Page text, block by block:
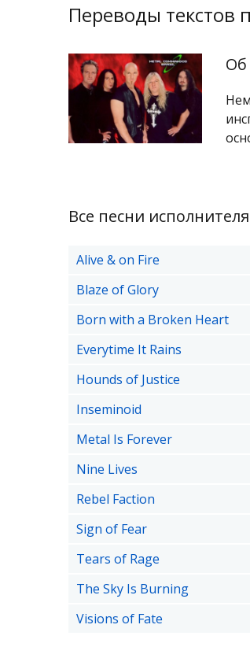
Переводы текстов
Об
Все песни исполнителя
Alive & on Fire
Blaze of Glory
Born with a Broken Heart
Everytime It Rains
Hounds of Justice
Inseminoid
Metal Is Forever
Nine Lives
Rebel Faction
Sign of Fear
Tears of Rage
The Sky Is Burning
Visions of Fate